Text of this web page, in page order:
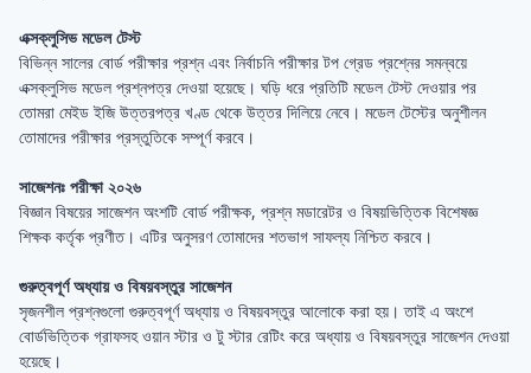
এক্সক্লুসিভ মডেল টেস্ট
বিভিন্ন সালের বোর্ড পরীক্ষার প্রশ্ন এবং নির্বাচনি পরীক্ষার টপ গ্রেড প্রশ্নের সমন্বয়ে
এক্সক্লুসিভ মডেল প্রশ্নপত্র দেওয়া হয়েছে। ঘড়ি ধরে প্রতিটি মডেল টেস্ট দেওয়ার পর
তোমরা মেইড ইজি উত্তরপত্র খণ্ড থেকে উত্তর দিলিয়ে নেবে। মডেল টেস্টের অনুশীলন
তোমাদের পরীক্ষার প্রস্তুতিকে সম্পূর্ণ করবে।
সাজেশনঃ পরীক্ষা ২০২৬
বিজ্ঞান বিষয়ের সাজেশন অংশটি বোর্ড পরীক্ষক, প্রশ্ন মডারেটর ও বিষয়ভিত্তিক বিশেষজ্ঞ
শিক্ষক কর্তৃক প্রণীত। এটির অনুসরণ তোমাদের শতভাগ সাফল্য নিশ্চিত করবে।
গুরুত্বপূর্ণ অধ্যায় ও বিষয়বস্তুর সাজেশন
সৃজনশীল প্রশ্নগুলো গুরুত্বপূর্ণ অধ্যায় ও বিষয়বস্তুর আলোকে করা হয়। তাই এ অংশে
বোর্ডভিত্তিক গ্রাফসহ ওয়ান স্টার ও টু স্টার রেটিং করে অধ্যায় ও বিষয়বস্তুর সাজেশন দেওয়া
হয়েছে।